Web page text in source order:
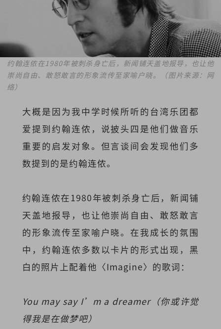
约翰连侬在1980年被刺杀身亡后，新闻铺天盖地报导，也让他
崇尚自由、敢怒敢言的形象流传至家喻户晓。
（图片来源：网
络）
大概是因为我中学时候所听的台湾乐团都
爱提到约翰连侬，说披头四是他们做音乐
重要的启发对象。但言谈间会发现他们多
数提到的是约翰连侬。
约翰连侬在1980年被刺杀身亡后，新闻铺
天盖地报导，也让他崇尚自由、敢怒敢言
的形象流传至家喻户晓。在我成长的氛围
中，约翰连侬多数以卡片的形式出现，黑
白的照片上配着他〈Imagine〉的歌词：
You may say I’m a dreamer（你或许觉
得我是在做梦吧）